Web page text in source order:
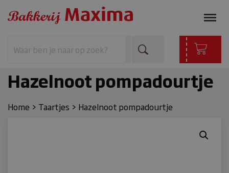
Hazelnoot pompadourtje
Home > Taartjes > Hazelnoot pompadourtje